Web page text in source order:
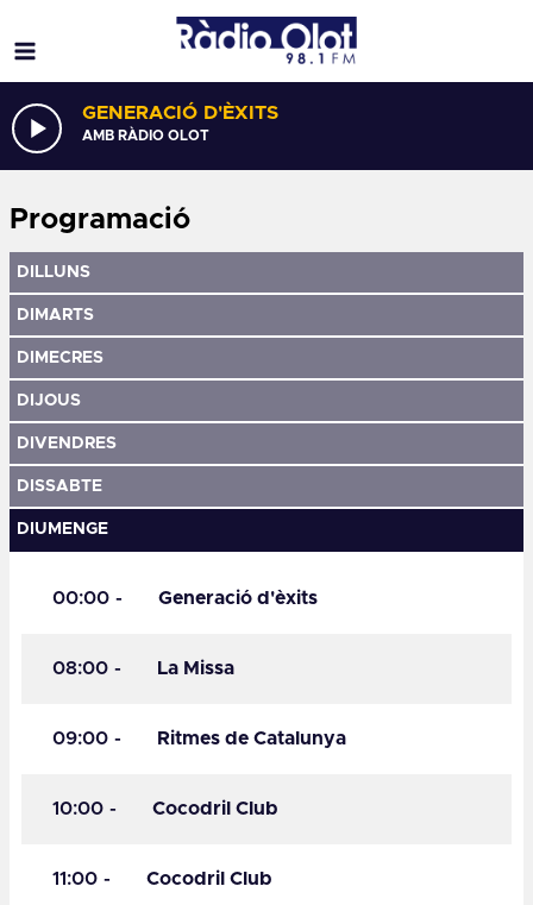
GENERACIÓ D'ÈXITS
AMB RÀDIO OLOT
Programació
DILLUNS
DIMARTS
DIMECRES
DIJOUS
DIVENDRES
DISSABTE
DIUMENGE
00:00 - Generació d'èxits
08:00 - La Missa
09:00 - Ritmes de Catalunya
10:00 - Cocodril Club
11:00 - Cocodril Club